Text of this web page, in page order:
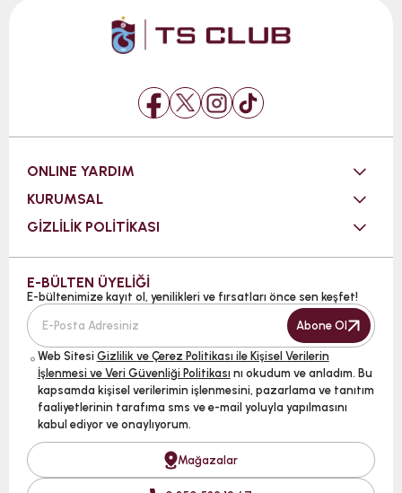
ONLINE YARDIM
KURUMSAL
GİZLİLİK POLİTİKASI
E-BÜLTEN ÜYELİĞİ
E-bültenimize kayıt ol, yenilikleri ve fırsatları önce sen keşfet!
Abone Ol
Web Sitesi Gizlilik ve Çerez Politikası ile Kişisel Verilerin
İşlenmesi ve Veri Güvenliği Politikası nı okudum ve anladım. Bu
kapsamda kişisel verilerimin işlenmesini, pazarlama ve tanıtım
faaliyetlerinin tarafıma sms ve e-mail yoluyla yapılmasını
kabul ediyor ve onaylıyorum.
Mağazalar